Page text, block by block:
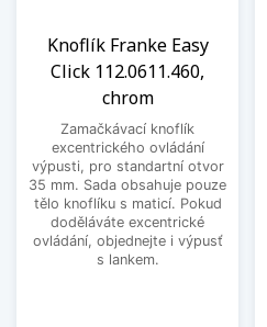
Knoflík Franke Easy
Click 112.0611.460,
chrom
Zamačkávací knoflík
excentrického ovládání
výpusti, pro standartní otvor
35 mm. Sada obsahuje pouze
tělo knoflíku s maticí. Pokud
doděláváte excentrické
ovládání, objednejte i výpusť
s lankem.